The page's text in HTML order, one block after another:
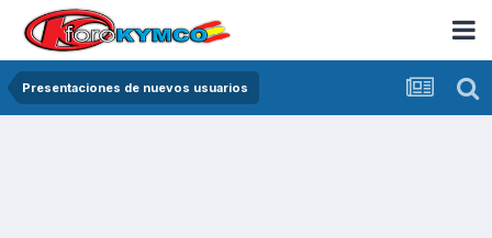
Presentaciones de nuevos usuarios